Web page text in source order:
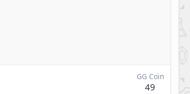
GG Coin
49